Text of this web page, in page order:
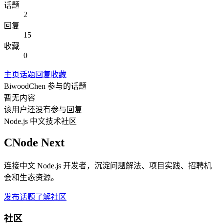
话题
2
回复
15
收藏
0
主页话题回复收藏
BiwoodChen 参与的话题
暂无内容
该用户还没有参与回复
Node.js 中文技术社区
CNode Next
连接中文 Node.js 开发者，沉淀问题解法、项目实践、招聘机
会和生态资源。
发布话题了解社区
社区